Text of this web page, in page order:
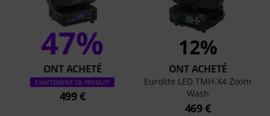
47%
ONT ACHETÉ
EXACTEMENT CE PRODUIT
499 €
12%
ONT ACHETÉ
Eurolite LED TMH-X4 Zoom
Wash
469 €